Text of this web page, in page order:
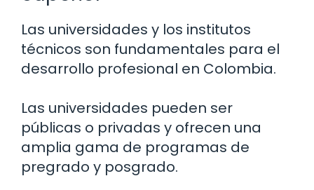
Las universidades y los institutos
técnicos son fundamentales para el
desarrollo profesional en Colombia.
Las universidades pueden ser
públicas o privadas y ofrecen una
amplia gama de programas de
pregrado y posgrado.